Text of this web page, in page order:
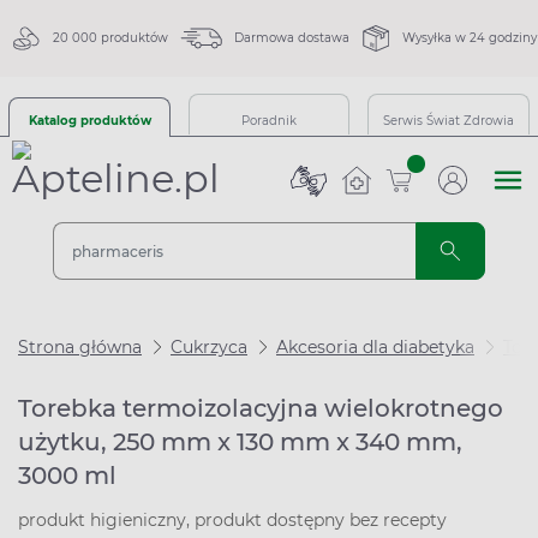
20 000 produktów Darmowa dostawa Wysyłka w 24 godziny
Katalog produktów Poradnik Serwis Świat Zdrowia
sztuk
Strona główna Cukrzyca Akcesoria dla diabetyka
Torebka termoizolacyjna wielokrotnego
użytku, 250 mm x 130 mm x 340 mm,
3000 ml
produkt higieniczny, produkt dostępny bez recepty